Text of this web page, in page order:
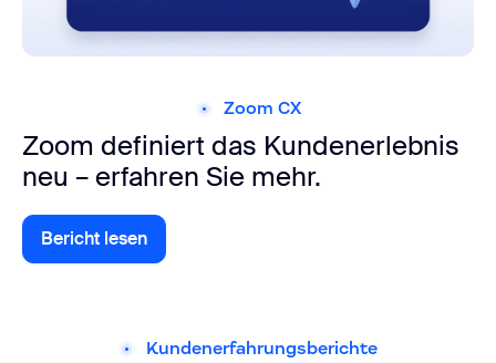
Zoom CX
Zoom definiert das Kundenerlebnis
neu – erfahren Sie mehr.
Bericht lesenApps und Integrationen entdecken
Kundenerfahrungsberichte